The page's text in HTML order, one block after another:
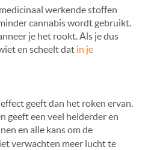
werkende stoffen
cannabis wordt gebruikt.
je het rookt. Als je dus
en scheelt dat in je
geeft dan het roken ervan.
geeft een veel helderder en
en alle kans om de
verwachten meer lucht te